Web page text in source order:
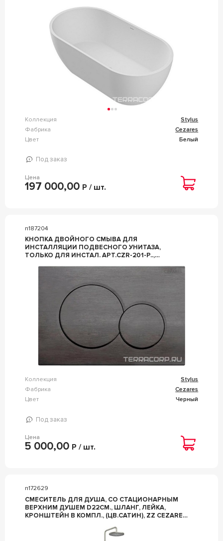
CEZARES STYLUS CZR-STYLUS-160-80-54-SSB
Коллекция
Stylus
Фабрика
Cezares
Цвет
Белый
Под заказ
Цена
197 000,00 Р / шт.
n187204
КНОПКА ДВОЙНОГО СМЫВА ДЛЯ
ИНСТАЛЛЯЦИИ ПОДВЕСНОГО УНИТАЗА,
ТОЛЬКО ДЛЯ ИНСТАЛ. АРТ.CZR-201-P..,
Коллекция
Stylus
Фабрика
Cezares
Цвет
Черный
Под заказ
Цена
5 000,00 Р / шт.
n172629
СМЕСИТЕЛЬ ДЛЯ ДУША, СО СТАЦИОНАРНЫМ
ВЕРХНИМ ДУШЕМ D22СМ., ШЛАНГ, ЛЕЙКА,
КРОНШТЕЙН В КОМПЛ., (ЦВ.САТИН), ZZ CEZARES